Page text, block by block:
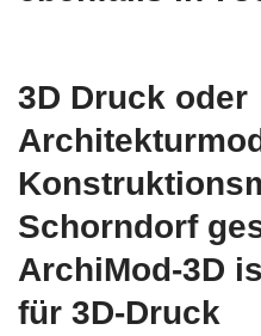
3D Druck oder
Schorndorf
ArchiMod-3D
für 3D-Druck